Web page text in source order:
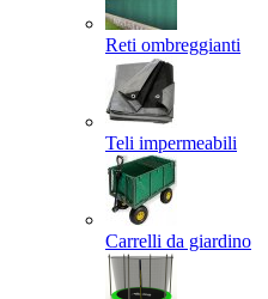
Reti ombreggianti
Teli impermeabili
Carrelli da giardino